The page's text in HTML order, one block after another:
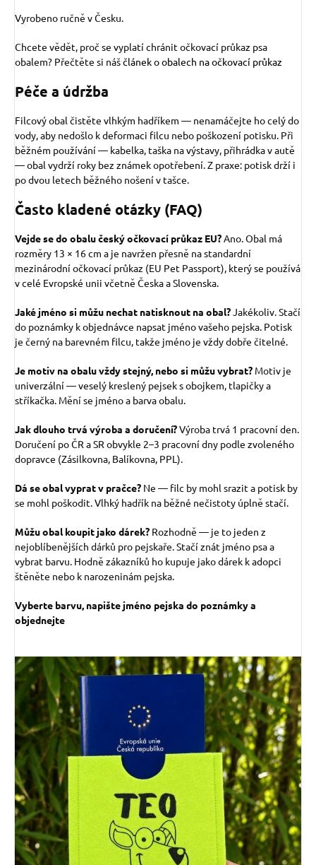
Vyrobeno ručně v Česku.
Chcete vědět, proč se vyplatí chránit očkovací průkaz psa
obalem? Přečtěte si náščlánek o obalech na očkovací průkaz
Péče a údržba
Filcový obal čistěte vlhkým hadříkem — nenamáčejte ho celý do
vody, aby nedošlo k deformaci filcu nebo poškození potisku. Při
běžném používání — kabelka, taška na výstavy, přihrádka v autě
— obal vydrží roky bez známek opotřebení. Z praxe: potisk drží i
po dvou letech běžného nošení v tašce.
Často kladené otázky (FAQ)
Vejde se do obalu český očkovací průkaz EU?Ano. Obal má
rozměry 13 × 16 cm a je navržen přesně na standardní
mezinárodní očkovací průkaz (EU Pet Passport), který se používá
v celé Evropské unii včetně Česka a Slovenska.
Jaké jméno si můžu nechat natisknout na obal?Jakékoliv. Stačí
do poznámky k objednávce napsat jméno vašeho pejska. Potisk
je černý na barevném filcu, takže jméno je vždy dobře čitelné.
Je motiv na obalu vždy stejný, nebo si můžu vybrat? Motiv je
univerzální — veselý kreslený pejsek s obojkem, tlapičky a
stříkačka. Mění se jméno a barva obalu.
Jak dlouho trvá výroba a doručení?Výroba trvá 1 pracovní den.
Doručení po ČR a SR obvykle 2–3 pracovní dny podle zvoleného
dopravce (Zásilkovna, Balíkovna, PPL).
Dá se obal vyprat v pračce? Ne — filc by mohl srazit a potisk by
se mohl poškodit. Vlhký hadřík na běžné nečistoty úplně stačí.
Můžu obal koupit jako dárek? Rozhodně — je to jeden z
nejoblíbenějších dárků pro pejskaře. Stačí znát jméno psa a
vybrat barvu. Hodně zákazníků ho kupuje jako dárek k adopci
štěněte nebo k narozeninám pejska.
Vyberte barvu, napište jméno pejska do poznámky a
objednejte